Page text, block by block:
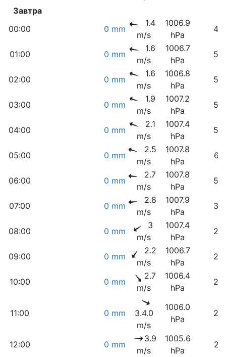
Завтра
00:00
0 mm
1.4
m/s
1006.9
hPa
01:00 0 mm
1.6
m/s
1006.7
hPa
02:00 0 mm
1.6
m/s
1006.8
hPa
03:00 0 mm
1.9
m/s
1007.2
hPa
04:00 0 mm
2.1
m/s
1007.4
hPa
05:00 0 mm
2.5
m/s
1007.8
hPa
06:00 0 mm
2.7
m/s
1007.8
hPa
07:00 0 mm
2.8
m/s
1007.9
hPa
08:00 0 mm
3
m/s
1007.4
hPa
09:00 0 mm
2.2
m/s
1006.7
hPa
10:00 0 mm
2.7
m/s
1006.4
hPa
11:00 0 mm
3.4.0
m/s
1006.0
hPa
12:00 0 mm
3.9
m/s
1005.6
hPa